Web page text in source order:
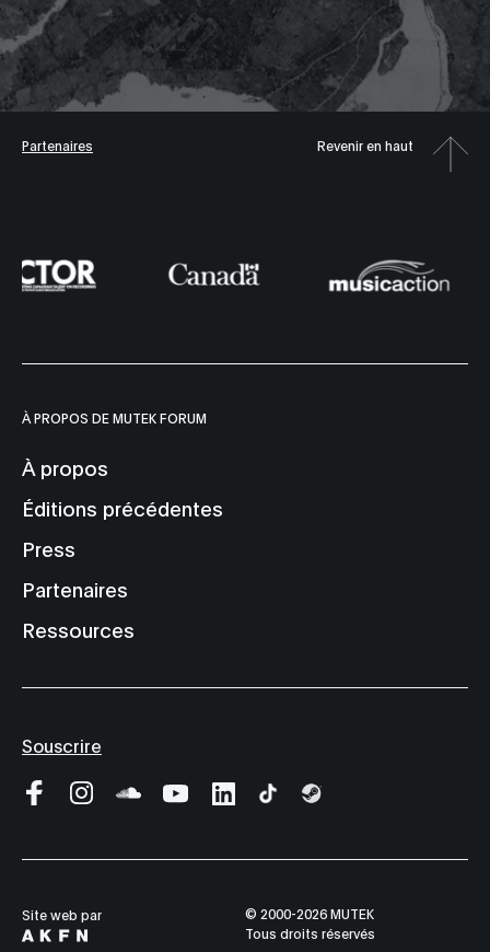
Partenaires Revenir en haut
À PROPOS DE MUTEK FORUM
À propos
Éditions précédentes
Press
Partenaires
Ressources
Souscrire
Site web par
© 2000-2026 MUTEK
Tous droits réservés